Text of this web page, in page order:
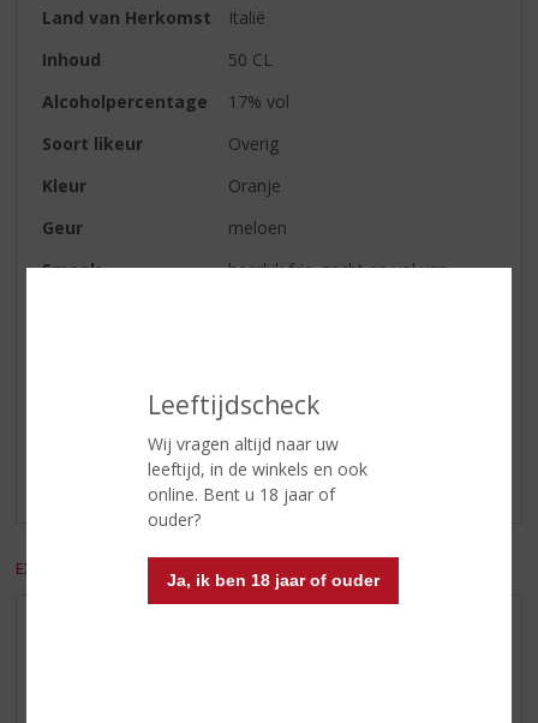
Leeftijdscheck
Wij vragen altijd naar uw
leeftijd, in de winkels en ook
online. Bent u 18 jaar of
ouder?
Ja, ik ben 18 jaar of ouder
Land van Herkomst
Italië
Inhoud
50 CL
Alcoholpercentage
17% vol
Soort likeur
Overig
Kleur
Oranje
Geur
meloen
Smaak
heerlijk fris, zacht en vol van
Reviews
Schrijf een review
Er zijn nog geen reviews geplaatst voor dit product
EXCL. BTW